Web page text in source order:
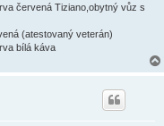
červená Tiziano,obytný vůz s
(atestovaný veterán)
bílá káva